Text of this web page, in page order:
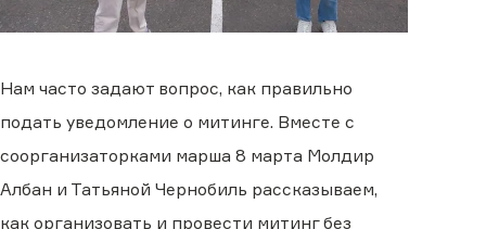
Нам часто задают вопрос, как правильно
подать уведомление о митинге. Вместе с
соорганизаторками марша 8 марта Молдир
Албан и Татьяной Чернобиль рассказываем,
как организовать и провести митинг без